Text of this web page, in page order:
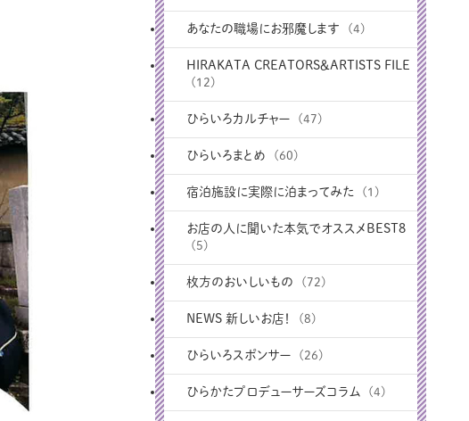
あなたの職場にお邪魔します (4)
HIRAKATA CREATORS＆ARTISTS FILE
(12)
ひらいろカルチャー (47)
ひらいろまとめ (60)
宿泊施設に実際に泊まってみた (1)
お店の人に聞いた本気でオススメBEST8
(5)
枚方のおいしいもの (72)
NEWS 新しいお店！ (8)
ひらいろスポンサー (26)
ひらかたプロデューサーズコラム (4)